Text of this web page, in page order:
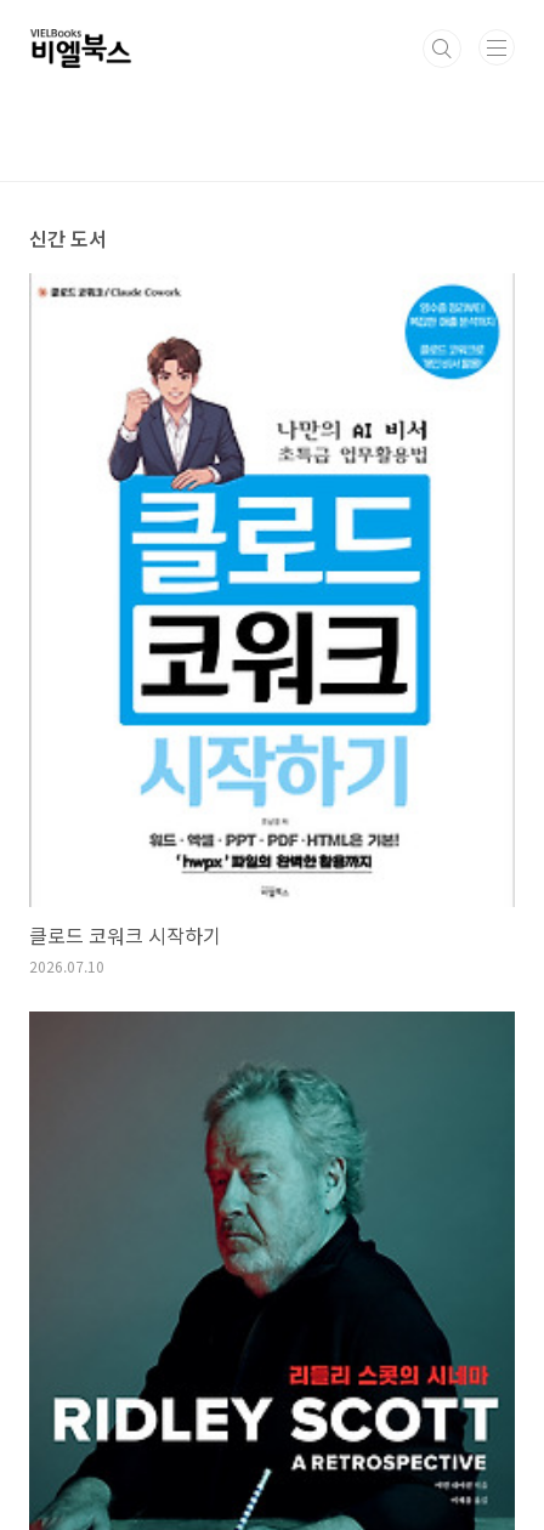
신간 도서
클로드 코워크 시작하기
2026.07.10